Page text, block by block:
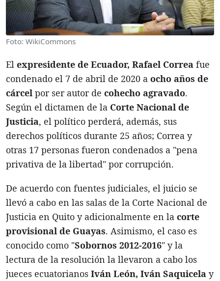
Foto: WikiCommons
El expresidente de Ecuador, Rafael Correa fue
condenado el 7 de abril de 2020 a ocho años de
cárcel por ser autor de cohecho agravado.
Según el dictamen de la Corte Nacional de
Justicia, el político perderá, además, sus
derechos políticos durante 25 años; Correa y
otras 17 personas fueron condenados a "pena
privativa de la libertad" por corrupción.
De acuerdo con fuentes judiciales, el juicio se
llevó a cabo en las salas de la Corte Nacional de
Justicia en Quito y adicionalmente en la corte
provisional de Guayas. Asimismo, el caso es
conocido como "Sobornos 2012-2016" y la
lectura de la resolución la llevaron a cabo los
jueces ecuatorianos Iván León, Iván Saquicela y